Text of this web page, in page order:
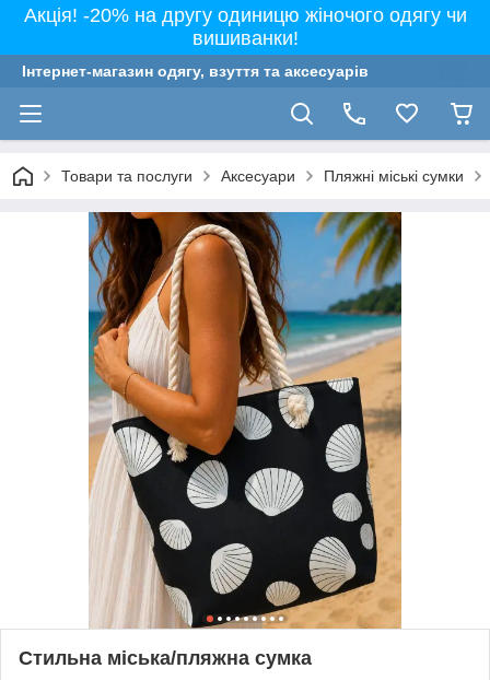
Акція! -20% на другу одиницю жіночого одягу чи
вишиванки!
Інтернет-магазин одягу, взуття та аксесуарів
Товари та послуги Аксесуари Пляжні міські сумки
Стильна міська/пляжна сумка